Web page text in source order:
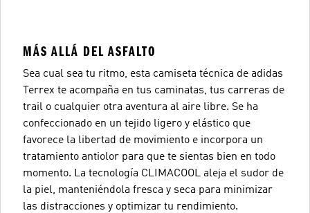
MÁS ALLÁ DEL ASFALTO
Sea cual sea tu ritmo, esta camiseta técnica de adidas
Terrex te acompaña en tus caminatas, tus carreras de
trail o cualquier otra aventura al aire libre. Se ha
confeccionado en un tejido ligero y elástico que
favorece la libertad de movimiento e incorpora un
tratamiento antiolor para que te sientas bien en todo
momento. La tecnología CLIMACOOL aleja el sudor de
la piel, manteniéndola fresca y seca para minimizar
las distracciones y optimizar tu rendimiento.